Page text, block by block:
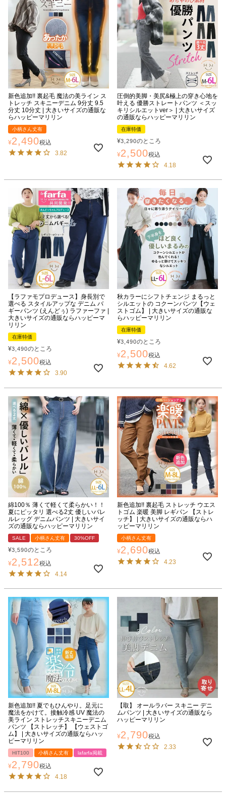
新色追加!! 裏起毛 魔法の美ライン ス
トレッチ スキニーデニム 9分丈 9.5
分丈 10分丈 | 大きいサイズの通販な
らハッピーマリリン
小柄さん丈有
¥2,490税込
3.82
圧倒的美脚・美尻&極上の穿き心地を
叶える 優勝ストレートパンツ ＜スッ
キリシルエットver＞ | 大きいサイズ
の通販ならハッピーマリリン
在庫特価
¥3,290のところ
¥2,500税込
4.18
【ラファモプロデュース】身長別で
選べる スタイルアップな デニム バ
ギーパンツ (えんどぅ) ラファーファ |
大きいサイズの通販ならハッピーマ
リリン
在庫特価
¥3,490のところ
¥2,500税込
3.90
秋カラーにシフトチェンジ まるっと
シルエットの コクーンパンツ【ウェ
ストゴム】 | 大きいサイズの通販な
らハッピーマリリン
在庫特価
¥3,490のところ
¥2,500税込
4.62
綿100％ 薄くて軽くて柔らかい！！
夏にピッタリ 選べる2丈 優しいバレ
ルレッグ デニムパンツ | 大きいサイ
ズの通販ならハッピーマリリン
SALE 小柄さん丈有 30%OFF
¥3,590のところ
¥2,512税込
4.14
新色追加!! 裏起毛 ストレッチ ウエス
トゴム 楽暖 美脚 レギパン 【ストレ
ッチ】 | 大きいサイズの通販ならハ
ッピーマリリン
小柄さん丈有
¥2,690税込
4.23
新色追加!! 夏でもひんやり。足元に
魔法をかけて。接触冷感 UV 魔法の
美ライン ストレッチスキニーデニム
パンツ 【ストレッチ】 【ウェストゴ
ム】 | 大きいサイズの通販ならハッ
ピーマリリン
HIT100 小柄さん丈有 lafarfa掲載
¥2,790税込
4.18
【取】 オールラバー スキニー デニ
ムパンツ | 大きいサイズの通販なら
ハッピーマリリン
¥2,790税込
2.33